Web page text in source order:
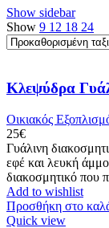
Show sidebar
Show 9 12 18 24
Κλεψύδρα
Οικιακός
25€
Γυάλινη
εφέ και λευκή
διακοσμητικό που
Add to wishlist
Προσθήκη στο
Quick view